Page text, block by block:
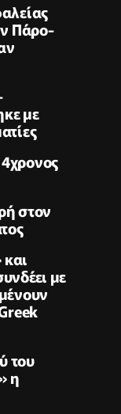
Πάρο-
με
στον
με
του
η